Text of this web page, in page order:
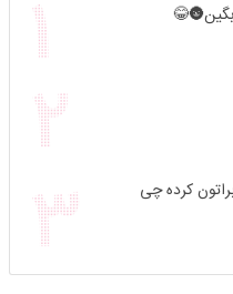
کرده چی